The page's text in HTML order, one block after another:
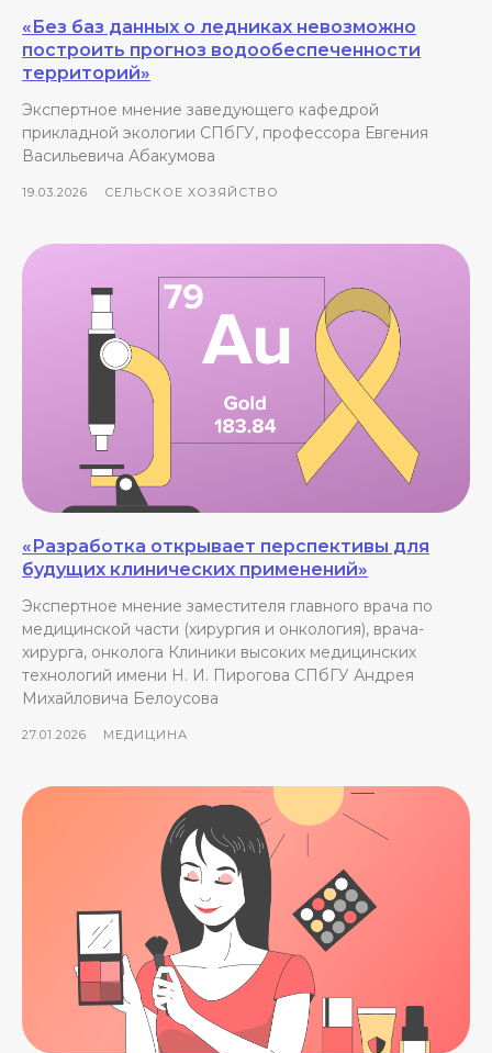
«Без баз данных о ледниках невозможно
построить прогноз водообеспеченности
территорий»
Экспертное мнение заведующего кафедрой
прикладной экологии СПбГУ, профессора Евгения
Васильевича Абакумова
19.03.2026 СЕЛЬСКОЕ ХОЗЯЙСТВО
«Разработка открывает перспективы для
будущих клинических применений»
Экспертное мнение заместителя главного врача по
медицинской части (хирургия и онкология), врача-
хирурга, онколога Клиники высоких медицинских
технологий имени Н. И. Пирогова СПбГУ Андрея
Михайловича Белоусова
27.01.2026 МЕДИЦИНА